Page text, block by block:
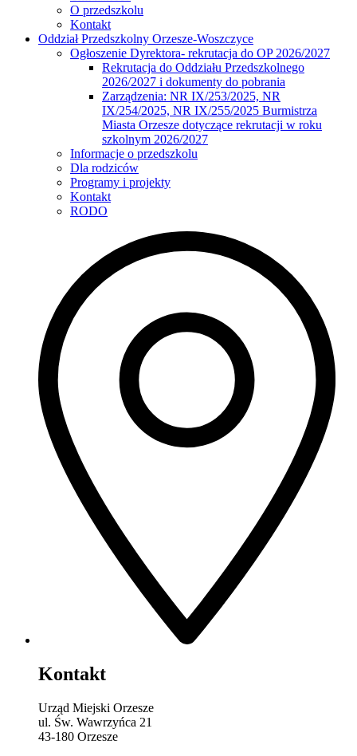
O przedszkolu
Kontakt
Oddział Przedszkolny Orzesze-Woszczyce
Ogłoszenie Dyrektora- rekrutacja do OP 2026/2027
Rekrutacja do Oddziału Przedszkolnego
2026/2027 i dokumenty do pobrania
Zarządzenia: NR IX/253/2025, NR
IX/254/2025, NR IX/255/2025 Burmistrza
Miasta Orzesze dotyczące rekrutacji w roku
szkolnym 2026/2027
Informacje o przedszkolu
Dla rodziców
Programy i projekty
Kontakt
RODO
Kontakt
Urząd Miejski Orzesze
ul. Św. Wawrzyńca 21
43-180 Orzesze